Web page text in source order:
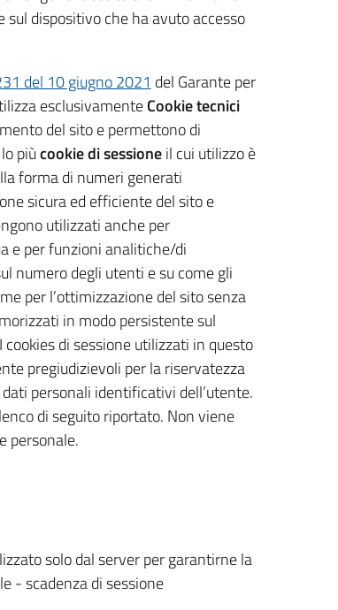
dispositivo che ha avuto accesso
del 10 giugno 2021 del Garante per
esclusivamenteCookie tecnici
del sito e permettono di
piùcookie di sessioneil cui utilizzo è
forma di numeri generati
sicura ed efficiente del sito e
utilizzati anche per
e per funzioni analitiche/di
numero degli utenti e su come gli
per l’ottimizzazione del sito senza
in modo persistente sul
di sessione utilizzati in questo
pregiudizievoli per la riservatezza
personali identificativi dell’utente.
di seguito riportato. Non viene
personale.
solo dal server per garantirne la
- scadenza di sessione